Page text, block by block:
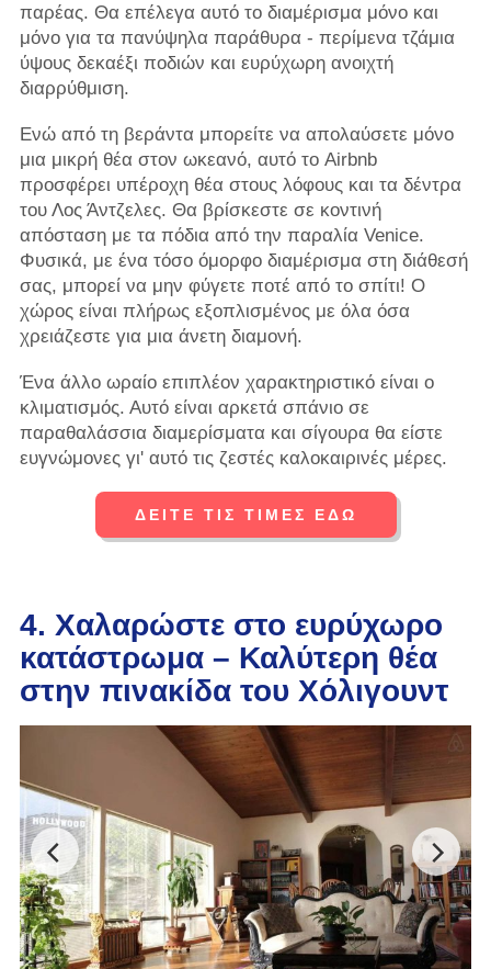
παρέας. Θα επέλεγα αυτό το διαμέρισμα μόνο και
μόνο για τα πανύψηλα παράθυρα - περίμενα τζάμια
ύψους δεκαέξι ποδιών και ευρύχωρη ανοιχτή
διαρρύθμιση.
Ενώ από τη βεράντα μπορείτε να απολαύσετε μόνο
μια μικρή θέα στον ωκεανό, αυτό το Airbnb
προσφέρει υπέροχη θέα στους λόφους και τα δέντρα
του Λος Άντζελες. Θα βρίσκεστε σε κοντινή
απόσταση με τα πόδια από την παραλία Venice.
Φυσικά, με ένα τόσο όμορφο διαμέρισμα στη διάθεσή
σας, μπορεί να μην φύγετε ποτέ από το σπίτι! Ο
χώρος είναι πλήρως εξοπλισμένος με όλα όσα
χρειάζεστε για μια άνετη διαμονή.
Ένα άλλο ωραίο επιπλέον χαρακτηριστικό είναι ο
κλιματισμός. Αυτό είναι αρκετά σπάνιο σε
παραθαλάσσια διαμερίσματα και σίγουρα θα είστε
ευγνώμονες γι' αυτό τις ζεστές καλοκαιρινές μέρες.
ΔΕΙΤΕ ΤΙΣ ΤΙΜΕΣ ΕΔΩ
4. Χαλαρώστε στο ευρύχωρο
κατάστρωμα – Καλύτερη θέα
στην πινακίδα του Χόλιγουντ